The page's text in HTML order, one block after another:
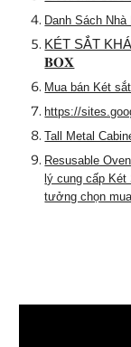
Danh Sách
KÉT SẮT
𝐁𝐎𝐗
Mua bán Két
https://
Tall Metal
Resusable
lý cung cấp
tưởng chọn